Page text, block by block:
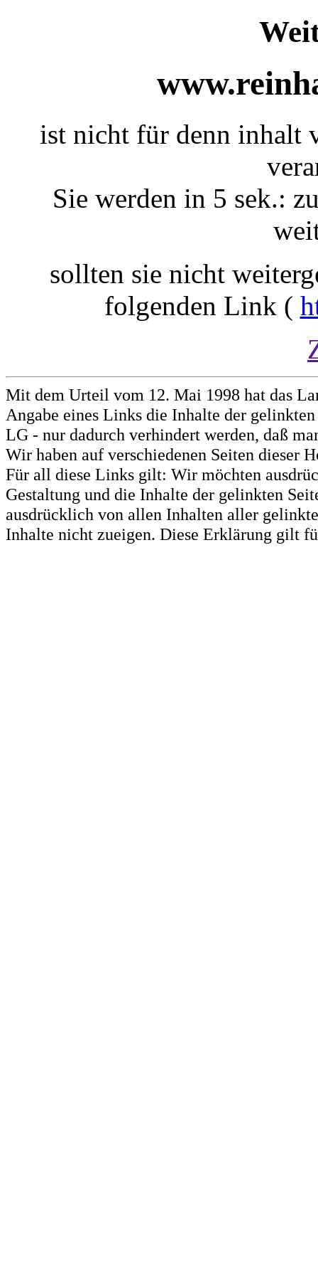
ist nicht für denn inhalt
Sie werden in 5 sek.:
sollten sie nicht
folgenden Link (
Mit dem Urteil vom 12. Mai 1998 hat das
Angabe eines Links die Inhalte der
LG - nur dadurch verhindert werden, daß
Wir haben auf verschiedenen Seiten dieser
Für all diese Links gilt: Wir möchten
Gestaltung und die Inhalte der gelinkten
ausdrücklich von allen Inhalten aller
Inhalte nicht zueigen. Diese Erklärung gilt